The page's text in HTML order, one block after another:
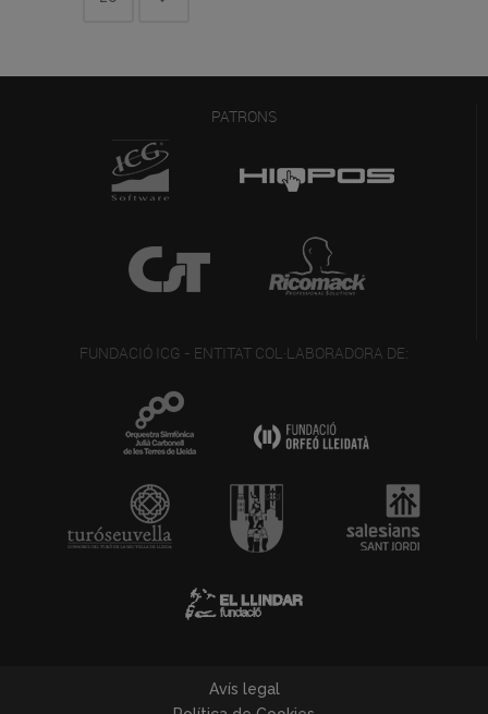
PATRONS
FUNDACIÓ ICG - ENTITAT COL·LABORADORA DE:
Avís legal